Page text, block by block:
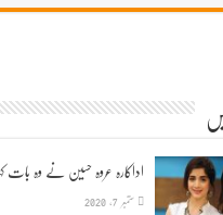
اداکارہ عروہ حسین نے وہ
ستمبر 7, 2020